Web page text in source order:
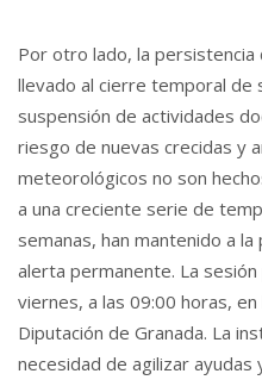
Por otro lado, la persistencia
llevado al cierre temporal de
suspensión de actividades
riesgo de nuevas crecidas y
meteorológicos no son
a una creciente serie de
semanas, han mantenido a
alerta permanente. La
viernes, a las 09:00 horas,
Diputación de Granada. La
necesidad de agilizar